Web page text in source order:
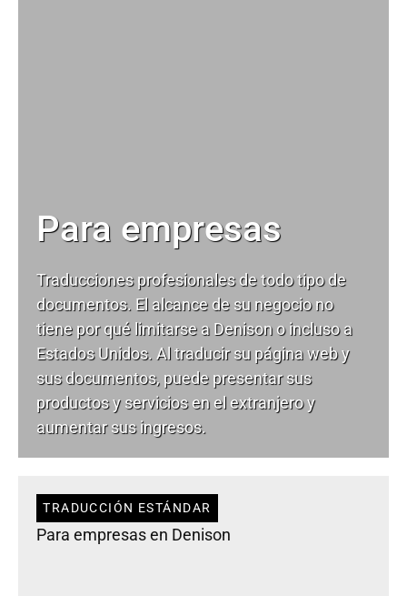
Para empresas
Traducciones profesionales de todo tipo de
documentos. El alcance de su negocio no
tiene por qué limitarse a Denison o incluso a
Estados Unidos. Al traducir su página web y
sus documentos, puede presentar sus
productos y servicios en el extranjero y
aumentar sus ingresos.
TRADUCCIÓN ESTÁNDAR
Para empresas en Denison